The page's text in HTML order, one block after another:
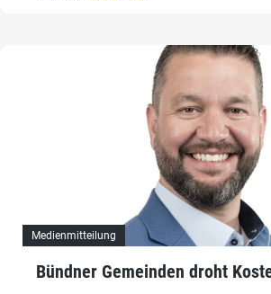
Medienmitteilung
Bündner Gemeinden droht